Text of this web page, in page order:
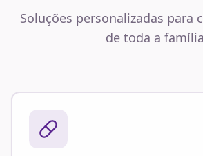
Soluções personalizadas para
de toda a família